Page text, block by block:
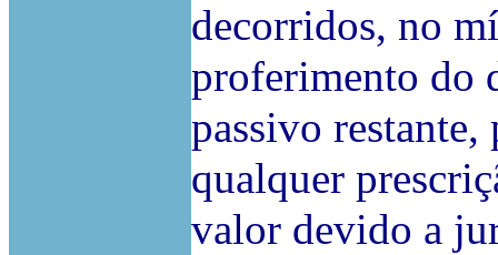
decorridos, no
proferimento do
passivo
qualquer
valor devido a